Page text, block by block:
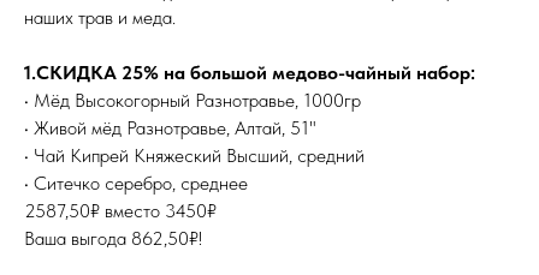
наших трав и меда.
1.СКИДКА 25% на большой медово-чайный набор:
• Мёд Высокогорный Разнотравье, 1000гр
• Живой мёд Разнотравье, Алтай, 51"
• Чай Кипрей Княжеский Высший, средний
• Ситечко серебро, среднее
2587,50₽ вместо 3450₽
Ваша выгода 862,50₽!